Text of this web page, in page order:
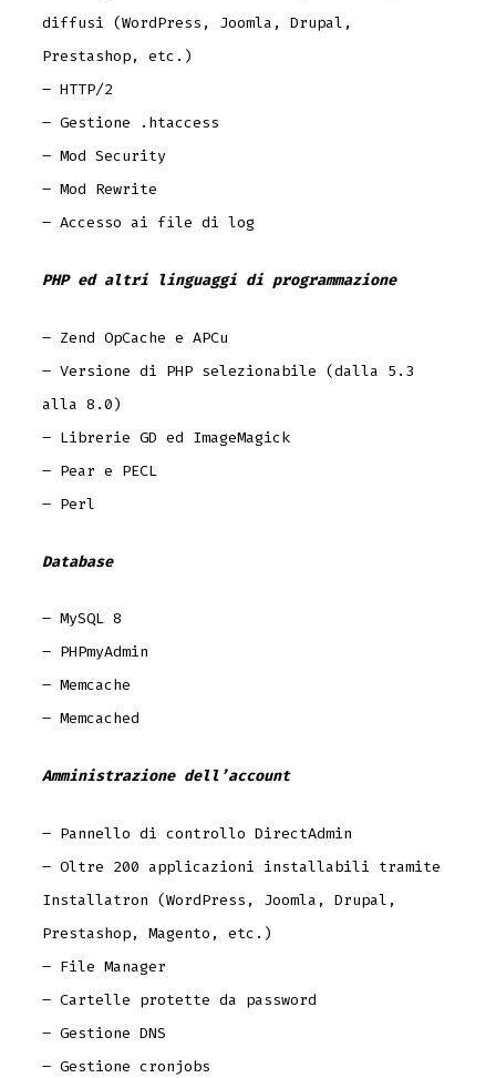
diffusi (WordPress, Joomla, Drupal,
Prestashop, etc.)
– HTTP/2
– Gestione .htaccess
– Mod Security
– Mod Rewrite
– Accesso ai file di log
PHP ed altri linguaggi di programmazione
– Zend OpCache e APCu
– Versione di PHP selezionabile (dalla 5.3
alla 8.0)
– Librerie GD ed ImageMagick
– Pear e PECL
– Perl
Database
– MySQL 8
– PHPmyAdmin
– Memcache
– Memcached
Amministrazione dell’account
– Pannello di controllo DirectAdmin
– Oltre 200 applicazioni installabili tramite
Installatron (WordPress, Joomla, Drupal,
Prestashop, Magento, etc.)
– File Manager
– Cartelle protette da password
– Gestione DNS
– Gestione cronjobs